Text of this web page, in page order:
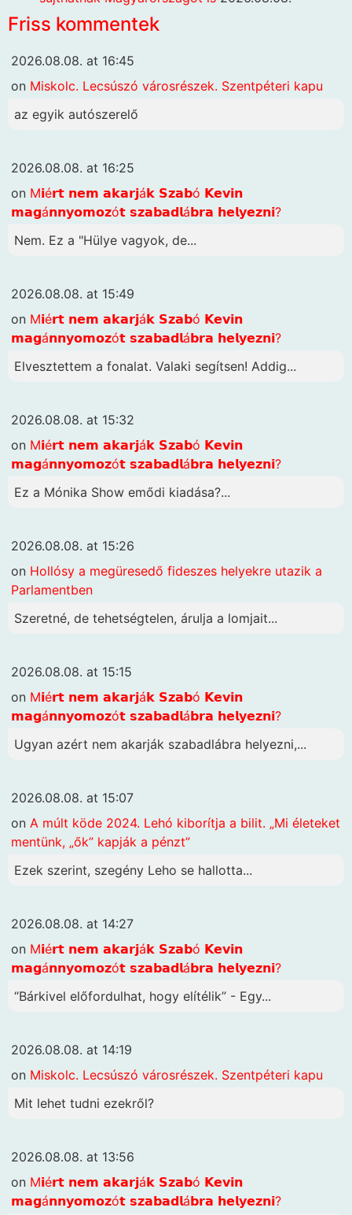
Friss kommentek
2026.08.08. at 16:45
on Miskolc. Lecsúszó városrészek. Szentpéteri kapu
az egyik autószerelő
2026.08.08. at 16:25
on M𝗶é𝗿𝘁 𝗻𝗲𝗺 𝗮𝗸𝗮𝗿𝗷á𝗸 𝗦𝘇𝗮𝗯ó 𝗞𝗲𝘃𝗶𝗻
𝗺𝗮𝗴á𝗻𝗻𝘆𝗼𝗺𝗼𝘇ó𝘁 𝘀𝘇𝗮𝗯𝗮𝗱𝗹á𝗯𝗿𝗮 𝗵𝗲𝗹𝘆𝗲𝘇𝗻𝗶?
Nem. Ez a "Hülye vagyok, de...
2026.08.08. at 15:49
on M𝗶é𝗿𝘁 𝗻𝗲𝗺 𝗮𝗸𝗮𝗿𝗷á𝗸 𝗦𝘇𝗮𝗯ó 𝗞𝗲𝘃𝗶𝗻
𝗺𝗮𝗴á𝗻𝗻𝘆𝗼𝗺𝗼𝘇ó𝘁 𝘀𝘇𝗮𝗯𝗮𝗱𝗹á𝗯𝗿𝗮 𝗵𝗲𝗹𝘆𝗲𝘇𝗻𝗶?
Elvesztettem a fonalat. Valaki segítsen! Addig...
2026.08.08. at 15:32
on M𝗶é𝗿𝘁 𝗻𝗲𝗺 𝗮𝗸𝗮𝗿𝗷á𝗸 𝗦𝘇𝗮𝗯ó 𝗞𝗲𝘃𝗶𝗻
𝗺𝗮𝗴á𝗻𝗻𝘆𝗼𝗺𝗼𝘇ó𝘁 𝘀𝘇𝗮𝗯𝗮𝗱𝗹á𝗯𝗿𝗮 𝗵𝗲𝗹𝘆𝗲𝘇𝗻𝗶?
Ez a Mónika Show emődi kiadása?...
2026.08.08. at 15:26
on Hollósy a megüresedő fideszes helyekre utazik a
Parlamentben
Szeretné, de tehetségtelen, árulja a lomjait...
2026.08.08. at 15:15
on M𝗶é𝗿𝘁 𝗻𝗲𝗺 𝗮𝗸𝗮𝗿𝗷á𝗸 𝗦𝘇𝗮𝗯ó 𝗞𝗲𝘃𝗶𝗻
𝗺𝗮𝗴á𝗻𝗻𝘆𝗼𝗺𝗼𝘇ó𝘁 𝘀𝘇𝗮𝗯𝗮𝗱𝗹á𝗯𝗿𝗮 𝗵𝗲𝗹𝘆𝗲𝘇𝗻𝗶?
Ugyan azért nem akarják szabadlábra helyezni,...
2026.08.08. at 15:07
on A múlt köde 2024. Lehó kiborítja a bilit. „Mi életeket
mentünk, „ők” kapják a pénzt”
Ezek szerint, szegény Leho se hallotta...
2026.08.08. at 14:27
on M𝗶é𝗿𝘁 𝗻𝗲𝗺 𝗮𝗸𝗮𝗿𝗷á𝗸 𝗦𝘇𝗮𝗯ó 𝗞𝗲𝘃𝗶𝗻
𝗺𝗮𝗴á𝗻𝗻𝘆𝗼𝗺𝗼𝘇ó𝘁 𝘀𝘇𝗮𝗯𝗮𝗱𝗹á𝗯𝗿𝗮 𝗵𝗲𝗹𝘆𝗲𝘇𝗻𝗶?
“Bárkivel előfordulhat, hogy elítélik” - Egy...
2026.08.08. at 14:19
on Miskolc. Lecsúszó városrészek. Szentpéteri kapu
Mit lehet tudni ezekről?
2026.08.08. at 13:56
on M𝗶é𝗿𝘁 𝗻𝗲𝗺 𝗮𝗸𝗮𝗿𝗷á𝗸 𝗦𝘇𝗮𝗯ó 𝗞𝗲𝘃𝗶𝗻
𝗺𝗮𝗴á𝗻𝗻𝘆𝗼𝗺𝗼𝘇ó𝘁 𝘀𝘇𝗮𝗯𝗮𝗱𝗹á𝗯𝗿𝗮 𝗵𝗲𝗹𝘆𝗲𝘇𝗻𝗶?